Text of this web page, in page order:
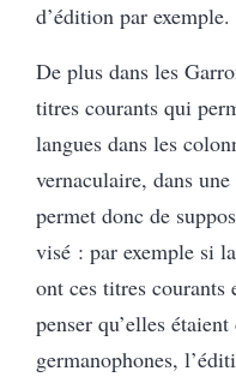
d’édition par exemple.
De plus dans les
titres courants qui
langues dans les
vernaculaire, dans
permet donc de
visé : par exemple si
ont ces titres courants
penser qu’elles
germanophones,